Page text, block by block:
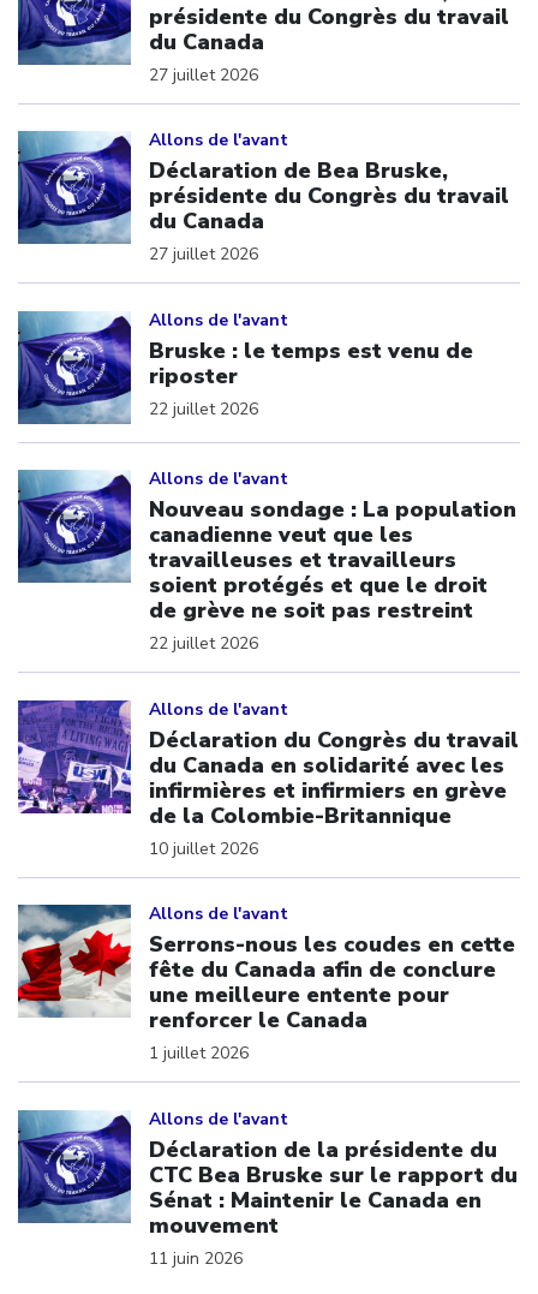
présidente du Congrès du travail
du Canada
27 juillet 2026
Allons de l'avant
Déclaration de Bea Bruske,
présidente du Congrès du travail
du Canada
27 juillet 2026
Allons de l'avant
Bruske : le temps est venu de
riposter
22 juillet 2026
Allons de l'avant
Nouveau sondage : La population
canadienne veut que les
travailleuses et travailleurs
soient protégés et que le droit
de grève ne soit pas restreint
22 juillet 2026
Allons de l'avant
Déclaration du Congrès du travail
du Canada en solidarité avec les
infirmières et infirmiers en grève
de la Colombie-Britannique
10 juillet 2026
Allons de l'avant
Serrons-nous les coudes en cette
fête du Canada afin de conclure
une meilleure entente pour
renforcer le Canada
1 juillet 2026
Allons de l'avant
Déclaration de la présidente du
CTC Bea Bruske sur le rapport du
Sénat : Maintenir le Canada en
mouvement
11 juin 2026